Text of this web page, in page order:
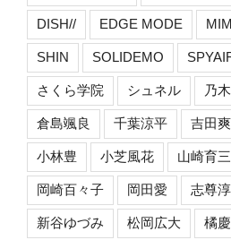
DISH// EDGE MODE
SHIN SOLIDEMO
さくら学院 シュネル 乃
倉島颯良 千葉涼平 吉田
小林豊 小芝風花 山崎育
岡崎百々子 岡田愛 志尊淳
新谷ゆづみ 松岡広大 橘